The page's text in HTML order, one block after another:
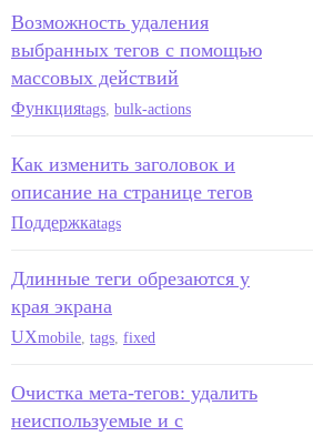
Возможность удаления
выбранных тегов с помощью
массовых действий
Функцияtags bulk-actions
Как изменить заголовок и
описание на странице тегов
Поддержкаtags
Длинные теги обрезаются у
края экрана
UXmobile tags fixed
Очистка мета-тегов: удалить
неиспользуемые и с